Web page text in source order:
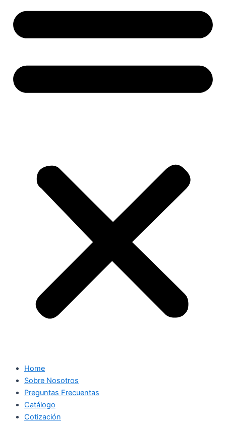
Home
Sobre Nosotros
Preguntas Frecuentas
Catálogo
Cotización